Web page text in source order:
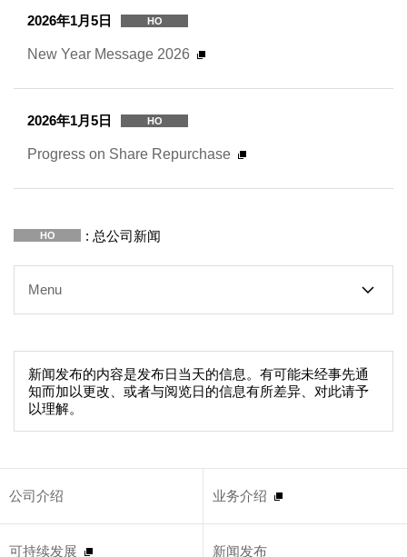
2026年1月5日 HO
New Year Message 2026
2026年1月5日 HO
Progress on Share Repurchase
HO : 总公司新闻
Menu
新闻发布的内容是发布日当天的信息。有可能未经事先通
知而加以更改、或者与阅览日的信息有所差异、对此请予
以理解。
公司介绍 业务介绍
可持续发展 新闻发布